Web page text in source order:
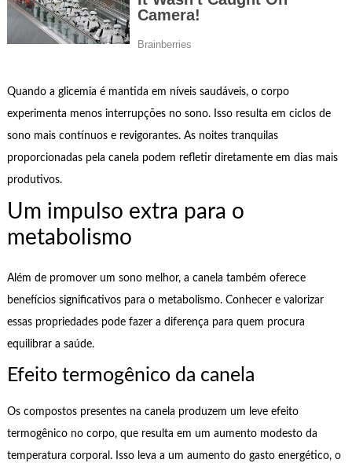
Quando a glicemia é mantida em níveis saudáveis, o corpo
experimenta menos interrupções no sono. Isso resulta em ciclos de
sono mais contínuos e revigorantes. As noites tranquilas
proporcionadas pela canela podem refletir diretamente em dias mais
produtivos.
Um impulso extra para o
metabolismo
Além de promover um sono melhor, a canela também oferece
benefícios significativos para o metabolismo. Conhecer e valorizar
essas propriedades pode fazer a diferença para quem procura
equilibrar a saúde.
Efeito termogênico da canela
Os compostos presentes na canela produzem um leve efeito
termogênico no corpo, que resulta em um aumento modesto da
temperatura corporal. Isso leva a um aumento do gasto energético, o